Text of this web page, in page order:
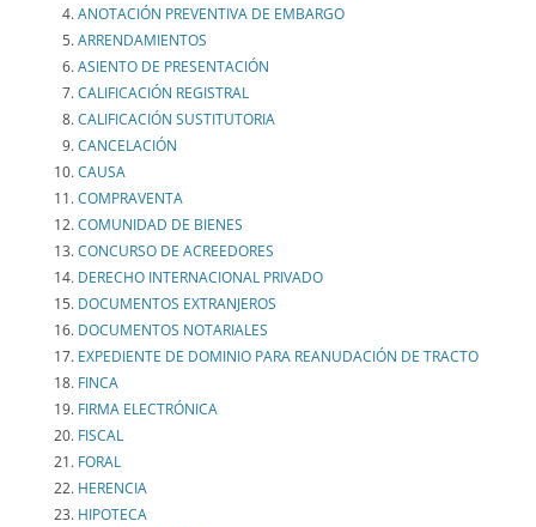
ANOTACIÓN PREVENTIVA DE EMBARGO
ARRENDAMIENTOS
ASIENTO DE PRESENTACIÓN
CALIFICACIÓN REGISTRAL
CALIFICACIÓN SUSTITUTORIA
CANCELACIÓN
CAUSA
COMPRAVENTA
COMUNIDAD DE BIENES
CONCURSO DE ACREEDORES
DERECHO INTERNACIONAL PRIVADO
DOCUMENTOS EXTRANJEROS
DOCUMENTOS NOTARIALES
EXPEDIENTE DE DOMINIO PARA REANUDACIÓN DE TRACTO
FINCA
FIRMA ELECTRÓNICA
FISCAL
FORAL
HERENCIA
HIPOTECA